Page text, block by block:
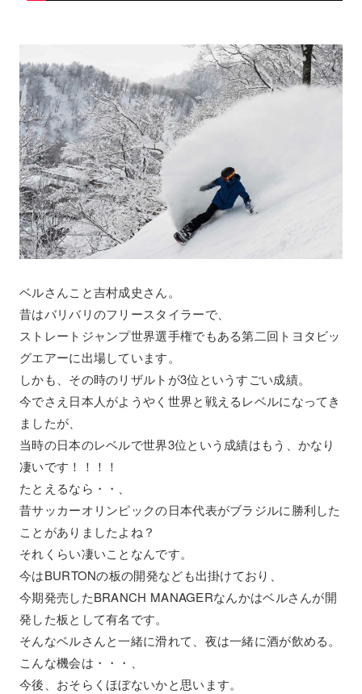
ベルさんこと吉村成史さん。
昔はバリバリのフリースタイラーで、
ストレートジャンプ世界選手権でもある第二回トヨタビッ
グエアーに出場しています。
しかも、その時のリザルトが3位というすごい成績。
今でさえ日本人がようやく世界と戦えるレベルになってき
ましたが、
当時の日本のレベルで世界3位という成績はもう、かなり
凄いです！！！！
たとえるなら・・、
昔サッカーオリンピックの日本代表がブラジルに勝利した
ことがありましたよね？
それくらい凄いことなんです。
今はBURTONの板の開発なども出掛けており、
今期発売したBRANCH MANAGERなんかはベルさんが開
発した板として有名です。
そんなベルさんと一緒に滑れて、夜は一緒に酒が飲める。
こんな機会は・・・、
今後、おそらくほぼないかと思います。